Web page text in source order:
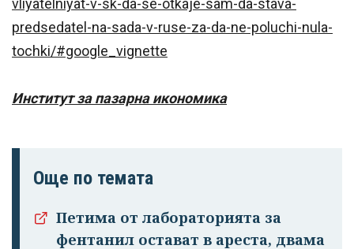
vliyatelniyat-v-sk-da-se-otkaje-sam-da-stava-
predsedatel-na-sada-v-ruse-za-da-ne-poluchi-nula-
tochki/#google_vignette
Институт за пазарна икономика
Още по темата
Петима от лабораторията за
фентанил остават в ареста, двама